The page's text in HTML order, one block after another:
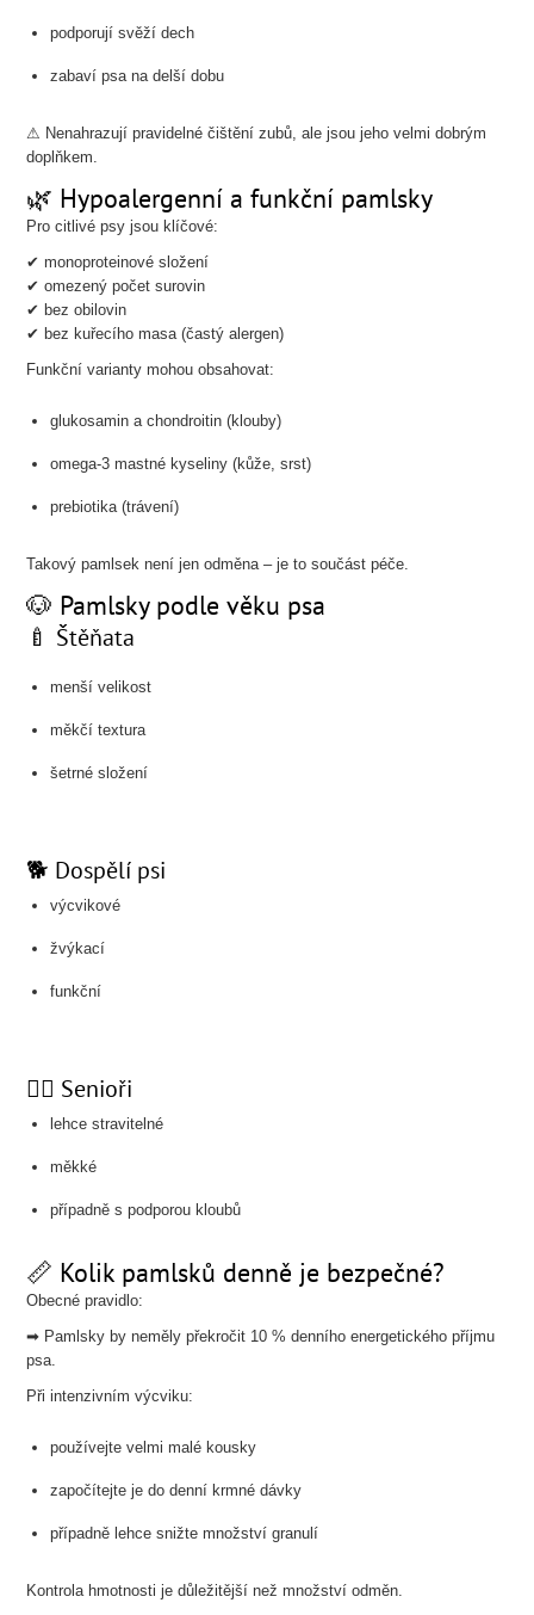
podporují svěží dech
zabaví psa na delší dobu
⚠ Nenahrazují pravidelné čištění zubů, ale jsou jeho velmi dobrým
doplňkem.
🌿 Hypoalergenní a funkční pamlsky
Pro citlivé psy jsou klíčové:
✔ monoproteinové složení
✔ omezený počet surovin
✔ bez obilovin
✔ bez kuřecího masa (častý alergen)
Funkční varianty mohou obsahovat:
glukosamin a chondroitin (klouby)
omega-3 mastné kyseliny (kůže, srst)
prebiotika (trávení)
Takový pamlsek není jen odměna – je to součást péče.
🐶 Pamlsky podle věku psa
🍼 Štěňata
menší velikost
měkčí textura
šetrné složení
🐕 Dospělí psi
výcvikové
žvýkací
funkční
🐕‍🦺 Senioři
lehce stravitelné
měkké
případně s podporou kloubů
📏 Kolik pamlsků denně je bezpečné?
Obecné pravidlo:
➡ Pamlsky by neměly překročit 10 % denního energetického příjmu
psa.
Při intenzivním výcviku:
používejte velmi malé kousky
započítejte je do denní krmné dávky
případně lehce snižte množství granulí
Kontrola hmotnosti je důležitější než množství odměn.